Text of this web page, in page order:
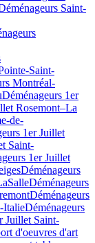
Saint-
Saint-
Montréal-
Déménageurs 1er
Rosemont–La
de-
1er Juillet
Saint-
1er Juillet
Déménageurs
Déménageurs
Déménageurs
ItalieDéménageurs
Juillet Saint-
d'oeuvres d'art